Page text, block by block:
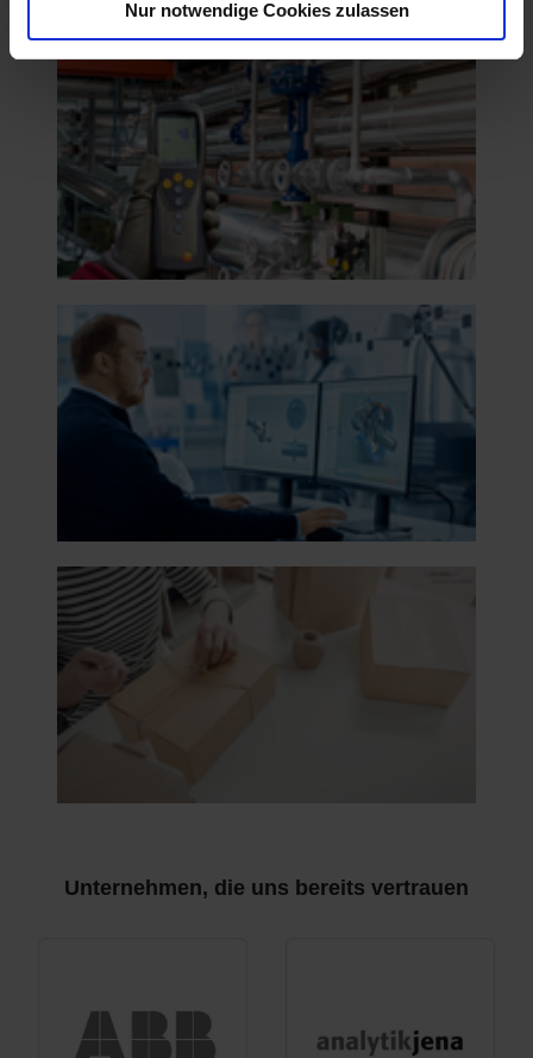
Nur notwendige Cookies zulassen
Unternehmen, die uns bereits vertrauen